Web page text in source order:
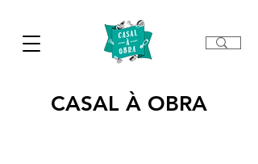
CASAL À OBRA